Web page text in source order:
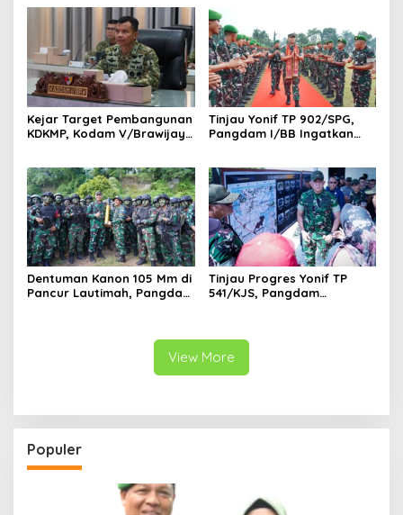
Perbatasan RI-PNG
Kejar Target Pembangunan
KDKMP, Kodam V/Brawijaya
Tinjau Yonif TP 902/SPG,
Pangdam I/BB Ingatkan
Dentuman Kanon 105 Mm di
Pancur Lautimah, Pangdam
Tinjau Progres Yonif TP
541/KJS, Pangdam
Warga
View More
Populer